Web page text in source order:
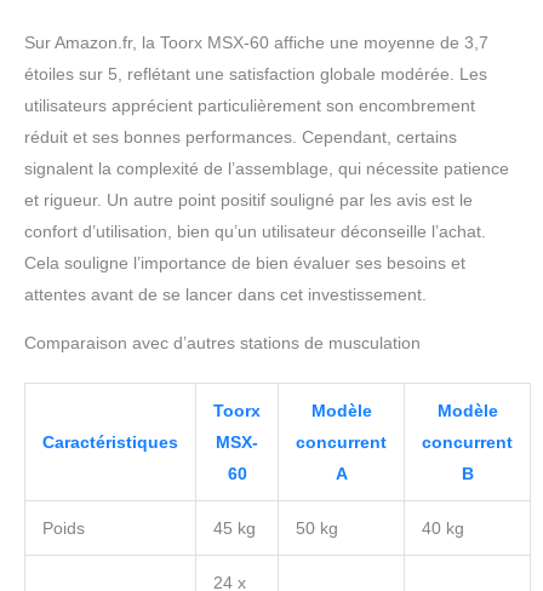
Sur Amazon.fr, la Toorx MSX-60 affiche une moyenne de 3,7
étoiles sur 5, reflétant une satisfaction globale modérée. Les
utilisateurs apprécient particulièrement son encombrement
réduit et ses bonnes performances. Cependant, certains
signalent la complexité de l’assemblage, qui nécessite patience
et rigueur. Un autre point positif souligné par les avis est le
confort d’utilisation, bien qu’un utilisateur déconseille l’achat.
Cela souligne l’importance de bien évaluer ses besoins et
attentes avant de se lancer dans cet investissement.
Comparaison avec d’autres stations de musculation
Caractéristiques
Toorx
MSX-
60
Modèle
concurrent
A
Modèle
concurrent
B
Poids 45 kg 50 kg 40 kg
24 x